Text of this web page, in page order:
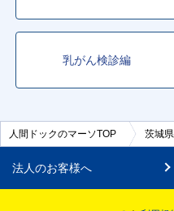
乳がん検診編
人間ドックのマーソTOP 茨城県
法人のお客様へ